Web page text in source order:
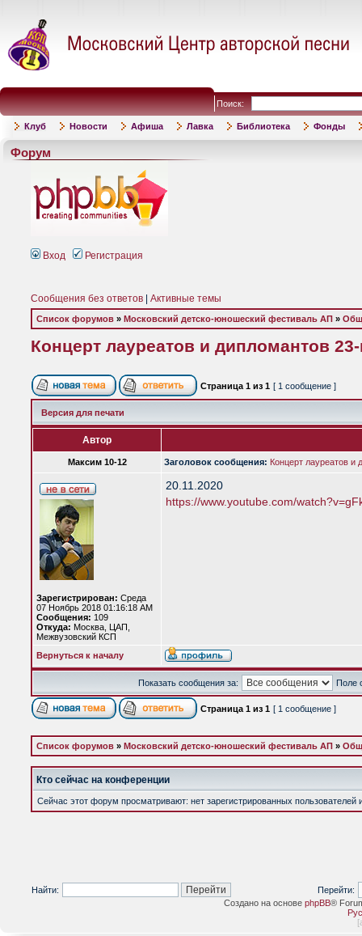
Поиск:
Клуб Новости Афиша Лавка Библиотека Фонды
Форум
Вход Регистрация
Сообщения без ответов Активные темы
Список форумов » Московский детско-юношеский фестиваль АП »
Концерт лауреатов и дипломантов
Страница 1 из 1 [ 1 сообщение ]
Версия для печати
Автор
Максим 10-12 Заголовок сообщения: Концерт лауреатов
Зарегистрирован: Среда
07 Ноябрь 2018 01:16:18 AM
Сообщения: 109
Откуда: Москва, ЦАП,
Межвузовский КСП
20.11.2020
https://www.youtube.com/
Вернуться к началу
Показать сообщения за: Поле
Страница 1 из 1 [ 1 сообщение ]
Список форумов » Московский детско-юношеский фестиваль АП »
Кто сейчас на конференции
Сейчас этот форум просматривают: нет зарегистрированных пользователей
Найти:
Перейти:
Создано на основе phpBB®
[